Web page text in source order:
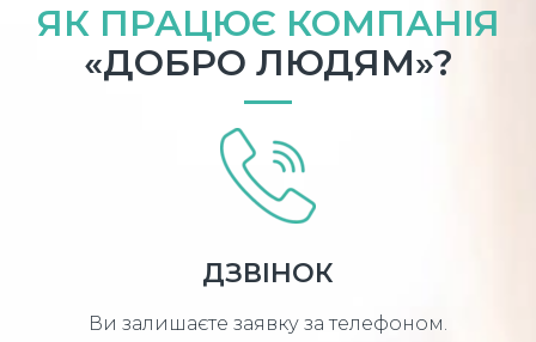
ЯК ПРАЦЮЄ КОМПАНІЯ
«ДОБРО ЛЮДЯМ»?
ДЗВІНОК
Ви залишаєте заявку за телефоном.